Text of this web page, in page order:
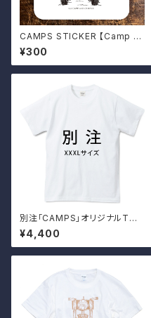
CAMPS STICKER 【Camp Li
fe is the Best Life】ランドク
ルーザー70
¥300
別注「CAMPS」オリジナルTシ
ャツ XXXLサイズ
¥4,400